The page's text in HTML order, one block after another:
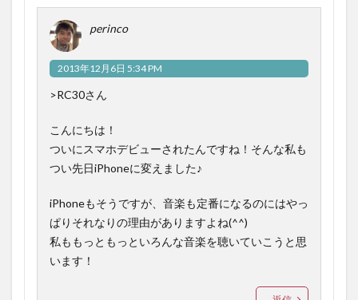
perinco
2013年12月6日 5:34 PM
>RC30さん
こんにちは！
ついにスマホデビューされたんですね！そんな私も
つい先日iPhoneに変えました♪
iPhoneもそうですが、音楽も定番になるのにはやっ
ぱりそれなりの理由がありますよね(^^)
私ももっともっといろんな音楽を聴いていこうと思
います！